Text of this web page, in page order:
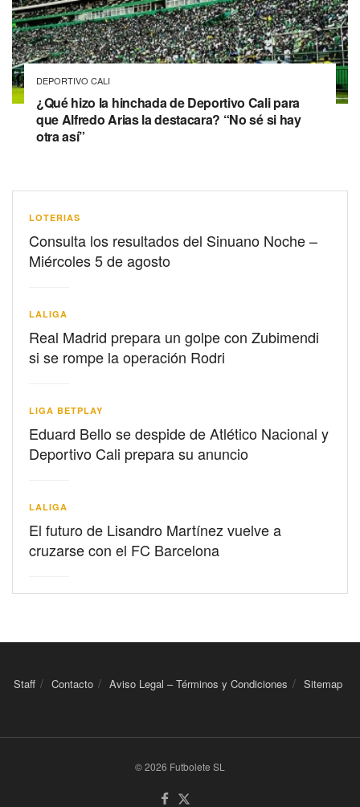
DEPORTIVO CALI
¿Qué hizo la hinchada de Deportivo Cali para
que Alfredo Arias la destacara? “No sé si hay
otra así”
LOTERIAS
Consulta los resultados del Sinuano Noche –
Miércoles 5 de agosto
LALIGA
Real Madrid prepara un golpe con Zubimendi
si se rompe la operación Rodri
LIGA BETPLAY
Eduard Bello se despide de Atlético Nacional y
Deportivo Cali prepara su anuncio
LALIGA
El futuro de Lisandro Martínez vuelve a
cruzarse con el FC Barcelona
Staff Contacto Aviso Legal – Términos y Condiciones Sitemap
© 2026 Futbolete SL